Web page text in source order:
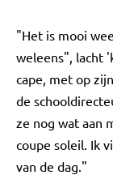
"Het is mooi
weleens", lacht
cape, met op
de
ze nog wat aan
coupe soleil. Ik
van de dag."